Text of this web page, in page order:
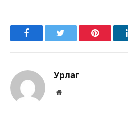
FacebookTwitter Pinterest
Урлаг
Вэбсайт